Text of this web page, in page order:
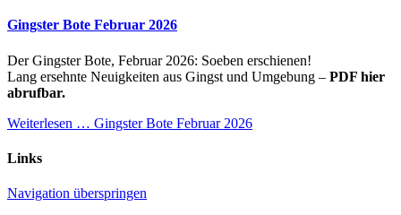
Gingster Bote Februar 2026
Der Gingster Bote, Februar 2026: Soeben erschienen!
Lang ersehnte Neuigkeiten aus Gingst und Umgebung – PDF hier
abrufbar.
Weiterlesen … Gingster Bote Februar 2026
Links
Navigation überspringen